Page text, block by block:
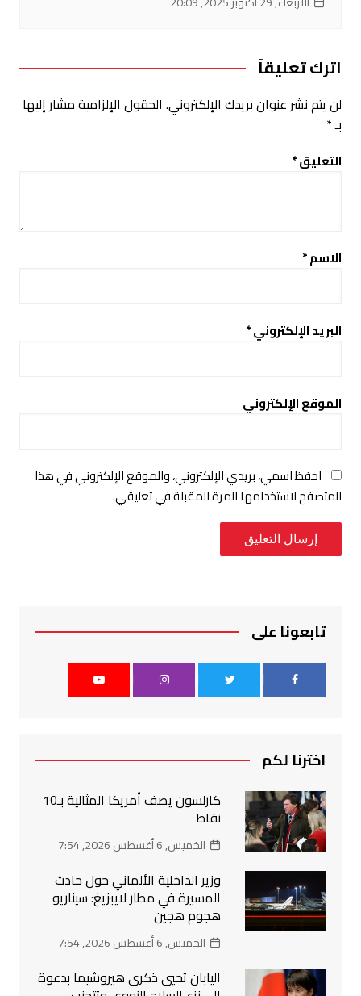
اترك تعليقاً
لن يتم نشر عنوان بريدك الإلكتروني. الحقول الإلزامية مشار إليها
بـ*
التعليق*
الاسم*
البريد الإلكتروني*
الموقع الإلكتروني
احفظ اسمي، بريدي الإلكتروني، والموقع الإلكتروني في هذا
المتصفح لاستخدامها المرة المقبلة في تعليقي.
تابعونا على
اخترنا لكم
كارلسون يصف أمريكا المثالية بـ10
نقاط
الخميس, 6 أغسطس 2026, 7:54
وزير الداخلية الألماني حول حادث
المسيرة في مطار لايبزيغ: سيناريو
هجوم هجين
الخميس, 6 أغسطس 2026, 7:54
اليابان تحيي ذكرى هيروشيما بدعوة